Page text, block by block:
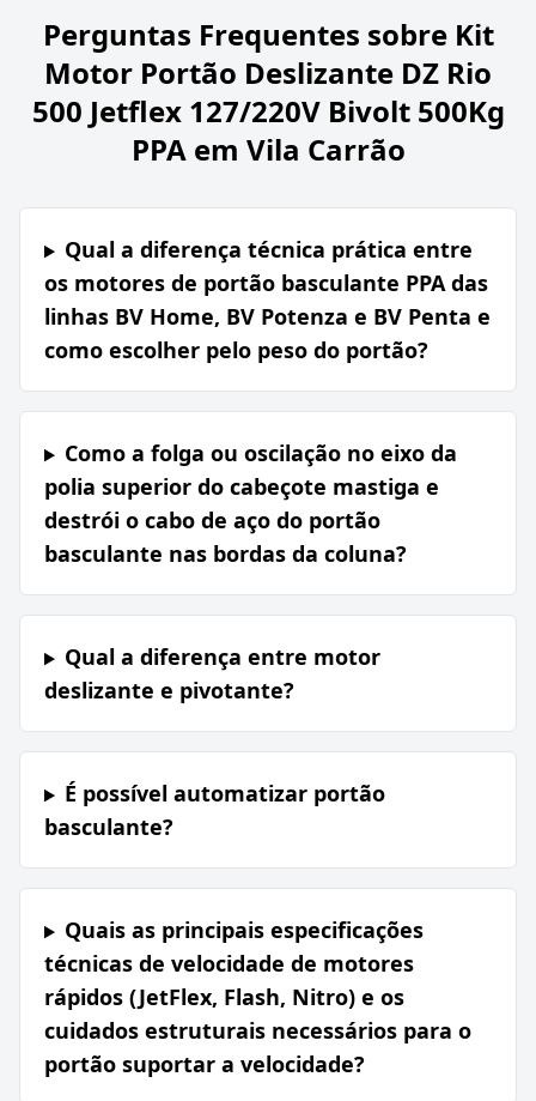
Perguntas Frequentes sobre Kit
Motor Portão Deslizante DZ Rio
500 Jetflex 127/220V Bivolt 500Kg
PPA em Vila Carrão
Qual a diferença técnica prática entre
os motores de portão basculante PPA das
linhas BV Home, BV Potenza e BV Penta e
como escolher pelo peso do portão?
Como a folga ou oscilação no eixo da
polia superior do cabeçote mastiga e
destrói o cabo de aço do portão
basculante nas bordas da coluna?
Qual a diferença entre motor
deslizante e pivotante?
É possível automatizar portão
basculante?
Quais as principais especificações
técnicas de velocidade de motores
rápidos (JetFlex, Flash, Nitro) e os
cuidados estruturais necessários para o
portão suportar a velocidade?